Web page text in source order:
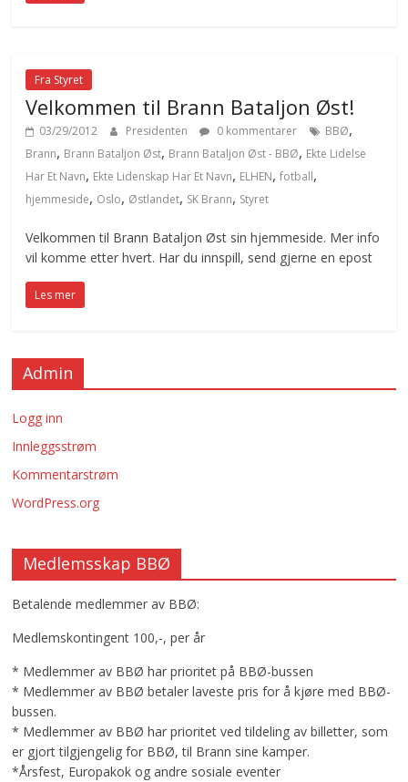
Fra Styret
Velkommen til Brann Bataljon Øst!
03/29/2012 Presidenten 0 kommentarer BBØ,
Brann, Brann Bataljon Øst, Brann Bataljon Øst - BBØ, Ekte Lidelse
Har Et Navn, Ekte Lidenskap Har Et Navn, ELHEN,fotball,
hjemmeside, Oslo, Østlandet, SK Brann, Styret
Velkommen til Brann Bataljon Øst sin hjemmeside. Mer info
vil komme etter hvert. Har du innspill, send gjerne en epost
Les mer
Admin
Logg inn
Innleggsstrøm
Kommentarstrøm
WordPress.org
Medlemsskap BBØ
Betalende medlemmer av BBØ:
Medlemskontingent 100,-, per år
* Medlemmer av BBØ har prioritet på BBØ-bussen
* Medlemmer av BBØ betaler laveste pris for å kjøre med BBØ-
bussen.
* Medlemmer av BBØ har prioritet ved tildeling av billetter, som
er gjort tilgjengelig for BBØ, til Brann sine kamper.
*Årsfest, Europakok og andre sosiale eventer